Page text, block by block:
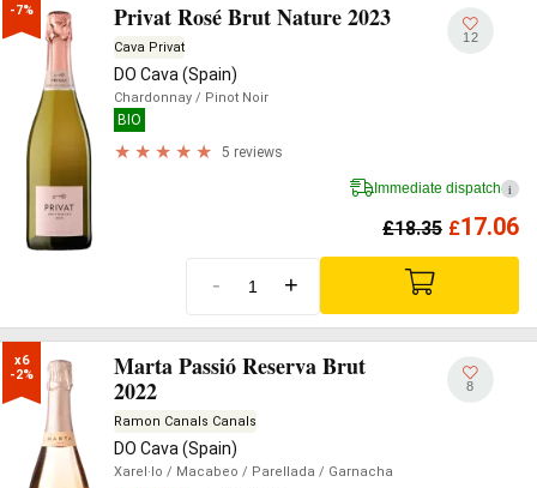
-7% Privat Rosé Brut Nature 2023
Cava Privat
DO Cava (Spain)
Chardonnay / Pinot Noir
BIO
5 reviews
12
Immediate dispatch i
£18.35 £17.06
- +
x6
-2%
Marta Passió Reserva Brut
2022
Ramon Canals Canals
DO Cava (Spain)
Xarel·lo / Macabeo / Parellada / Garnacha
8